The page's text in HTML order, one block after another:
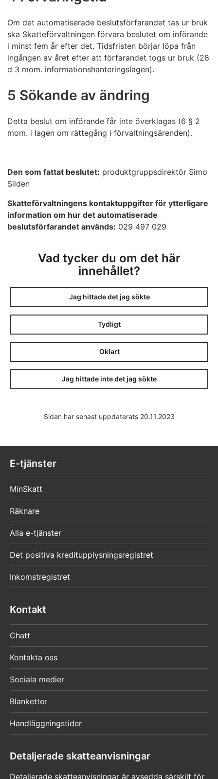
Om det automatiserade beslutsförfarandet tas ur bruk
ska Skatteförvaltningen förvara beslutet om införande
i minst fem år efter det. Tidsfristen börjar löpa från
ingången av året efter att förfarandet togs ur bruk (28
d 3 mom. informationshanteringslagen).
5 Sökande av ändring
Detta beslut om införande får inte överklagas (6 § 2
mom. i lagen om rättegång i förvaltningsärenden).
Den som fattat beslutet: produktgruppsdirektör Simo
Silden
Skatteförvaltningens kontaktuppgifter för ytterligare
information om hur det automatiserade
beslutsförfarandet används: 029 497 029
Vad tycker du om det här
innehållet?
Jag hittade det jag sökte
Tydligt
Oklart
Jag hittade inte det jag sökte
Sidan har senast uppdaterats 20.11.2023
E-tjänster
MinSkatt
Räknare
Alla e-tjänster
Det positiva kreditupplysningsregistret
Inkomstregistret
Kontakt
Chatt
Kontakta oss
Sociala medier
Blanketter
Handläggningstider
Detaljerade skatteanvisningar
Detaljerade skatteanvisningar är avsedda särskilt för